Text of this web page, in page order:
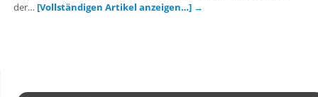
der… [Vollständigen Artikel anzeigen…] →